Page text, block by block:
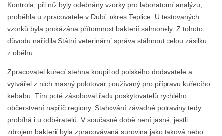
Kontrola, při níž byly odebrány vzorky pro laboratorní analýzu,
proběhla u zpracovatele v Dubí, okres Teplice. U testovaných
vzorků byla prokázána přítomnost bakterií salmonely. Z tohoto
důvodu nařídila Státní veterinární správa stáhnout celou zásilku
z oběhu.
Zpracovatel kuřecí stehna koupil od polského dodavatele a
vytvářel z nich masný polotovar používaný pro přípravu kuřecího
kebabu. Tím poté zásoboval řadu poskytovatelů rychlého
občerstvení napříč regiony. Stahování závadné potraviny tedy
probíhá i u odběratelů. V současné době není jasné, jestli
zdrojem bakterií byla zpracovávaná surovina jako taková nebo